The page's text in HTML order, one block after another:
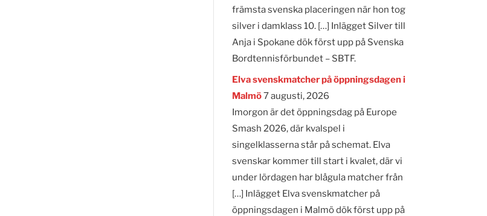
främsta svenska placeringen när hon tog
silver i damklass 10. […] Inlägget Silver till
Anja i Spokane dök först upp på Svenska
Bordtennisförbundet – SBTF.
Elva svenskmatcher på öppningsdagen i
Malmö7 augusti, 2026
Imorgon är det öppningsdag på Europe
Smash 2026, där kvalspel i
singelklasserna står på schemat. Elva
svenskar kommer till start i kvalet, där vi
under lördagen har blågula matcher från
[…] Inlägget Elva svenskmatcher på
öppningsdagen i Malmö dök först upp på